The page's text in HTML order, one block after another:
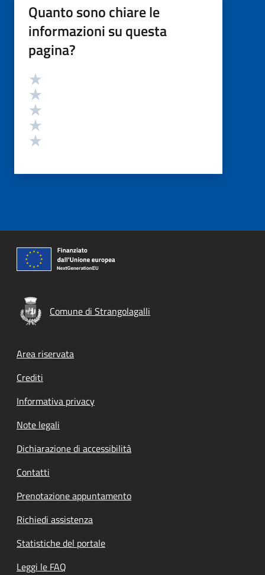
Quanto sono chiare le
informazioni su questa
pagina?
Valutazione
Comune di Strangolagalli
Footer menu
Area riservata
Crediti
Informativa privacy
Note legali
Dichiarazione di accessibilità
Contatti
Prenotazione appuntamento
Richiedi assistenza
Statistiche del portale
Leggi le FAQ